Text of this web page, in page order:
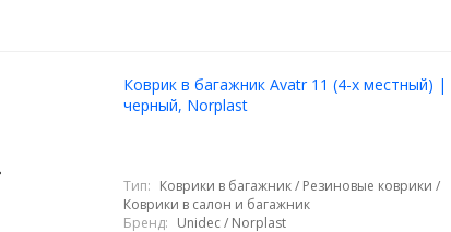
Коврик в багажник Avatr 11 (4-х местный) |
черный, Norplast
Тип: Коврики в багажник / Резиновые коврики /
Коврики в салон и багажник
Бренд: Unidec / Norplast